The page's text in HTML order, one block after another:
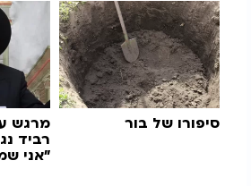
סיפורו של בור
מרגש
רביד
"אני